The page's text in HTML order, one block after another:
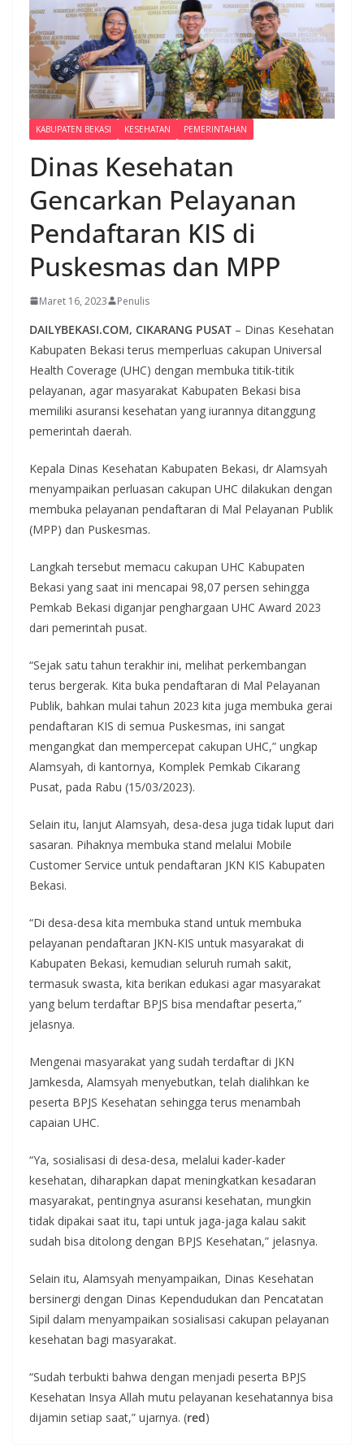
KABUPATEN BEKASI KESEHATAN PEMERINTAHAN
Dinas Kesehatan
Gencarkan Pelayanan
Pendaftaran KIS di
Puskesmas dan MPP
Maret 16, 2023 Penulis
DAILYBEKASI.COM, CIKARANG PUSAT – Dinas Kesehatan
Kabupaten Bekasi terus memperluas cakupan Universal
Health Coverage (UHC) dengan membuka titik-titik
pelayanan, agar masyarakat Kabupaten Bekasi bisa
memiliki asuransi kesehatan yang iurannya ditanggung
pemerintah daerah.
Kepala Dinas Kesehatan Kabupaten Bekasi, dr Alamsyah
menyampaikan perluasan cakupan UHC dilakukan dengan
membuka pelayanan pendaftaran di Mal Pelayanan Publik
(MPP) dan Puskesmas.
Langkah tersebut memacu cakupan UHC Kabupaten
Bekasi yang saat ini mencapai 98,07 persen sehingga
Pemkab Bekasi diganjar penghargaan UHC Award 2023
dari pemerintah pusat.
“Sejak satu tahun terakhir ini, melihat perkembangan
terus bergerak. Kita buka pendaftaran di Mal Pelayanan
Publik, bahkan mulai tahun 2023 kita juga membuka gerai
pendaftaran KIS di semua Puskesmas, ini sangat
mengangkat dan mempercepat cakupan UHC,” ungkap
Alamsyah, di kantornya, Komplek Pemkab Cikarang
Pusat, pada Rabu (15/03/2023).
Selain itu, lanjut Alamsyah, desa-desa juga tidak luput dari
sasaran. Pihaknya membuka stand melalui Mobile
Customer Service untuk pendaftaran JKN KIS Kabupaten
Bekasi.
“Di desa-desa kita membuka stand untuk membuka
pelayanan pendaftaran JKN-KIS untuk masyarakat di
Kabupaten Bekasi, kemudian seluruh rumah sakit,
termasuk swasta, kita berikan edukasi agar masyarakat
yang belum terdaftar BPJS bisa mendaftar peserta,”
jelasnya.
Mengenai masyarakat yang sudah terdaftar di JKN
Jamkesda, Alamsyah menyebutkan, telah dialihkan ke
peserta BPJS Kesehatan sehingga terus menambah
capaian UHC.
“Ya, sosialisasi di desa-desa, melalui kader-kader
kesehatan, diharapkan dapat meningkatkan kesadaran
masyarakat, pentingnya asuransi kesehatan, mungkin
tidak dipakai saat itu, tapi untuk jaga-jaga kalau sakit
sudah bisa ditolong dengan BPJS Kesehatan,” jelasnya.
Selain itu, Alamsyah menyampaikan, Dinas Kesehatan
bersinergi dengan Dinas Kependudukan dan Pencatatan
Sipil dalam menyampaikan sosialisasi cakupan pelayanan
kesehatan bagi masyarakat.
“Sudah terbukti bahwa dengan menjadi peserta BPJS
Kesehatan Insya Allah mutu pelayanan kesehatannya bisa
dijamin setiap saat,” ujarnya. (red)